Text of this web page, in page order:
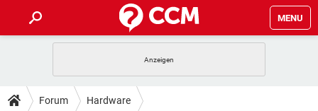
MENU
ANDROID
TIPPS & TRICKS
Forum Hardware